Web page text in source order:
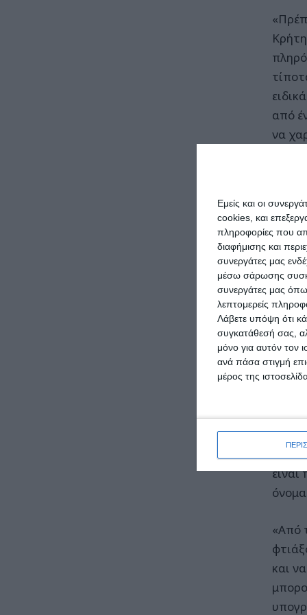
Εμείς και οι
cookies, και
πληροφορίες που
διαφήμισης και
συνεργάτες μας
μέσω σάρωσης
συνεργάτες μας
λεπτομερείς
Λάβετε υπόψη ότι
συγκατάθεσή σας,
μόνο για αυτόν τον
ανά πάσα στιγμή
μέρος της
από
να
το
Η
και
δεν
«Όλα
Ο
του
Αυτό
«Από
και